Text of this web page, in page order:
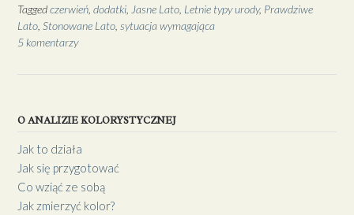
Taggedczerwień dodatki Jasne Lato Letnie typy urody, Prawdziwe
Lato Stonowane Lato sytuacja wymagająca
5 komentarzy
O ANALIZIE KOLORYSTYCZNEJ
Jak to działa
Jak się przygotować
Co wziąć ze sobą
Jak zmierzyć kolor?